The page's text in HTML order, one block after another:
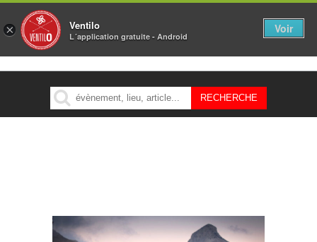
MENU
× Ventilo
L´application gratuite - Android
Voir